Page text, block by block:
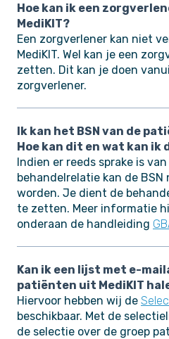
Hoe kan ik een
MediKIT?
Een zorgverlener kan niet
MediKIT. Wel kan je een
zetten. Dit kan je doen
zorgverlener.
Ik kan het BSN van de
Hoe kan dit en wat kan ik
Indien er reeds sprake is
behandelrelatie kan de
worden. Je dient de
te zetten. Meer informatie
onderaan de handleiding
Kan ik een lijst met e-
patiënten uit MediKIT
Hiervoor hebben wij de
beschikbaar. Met de
de selectie over de groep